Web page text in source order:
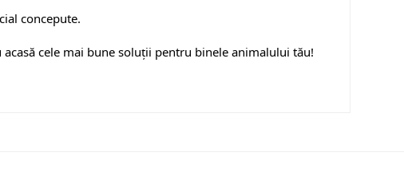
concepute.
acasă cele mai bune soluții pentru binele animalului tău!